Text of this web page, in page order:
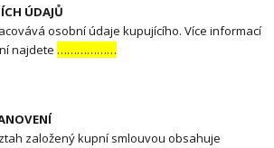
ÚDAJŮ
osobní údaje kupujícího. Více informací
najdete ………………
založený kupní smlouvou obsahuje